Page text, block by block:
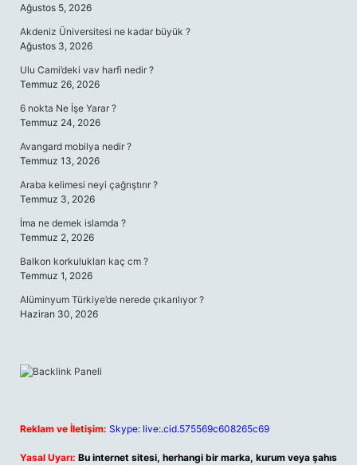
Ağustos 5, 2026
Akdeniz Üniversitesi ne kadar büyük ?
Ağustos 3, 2026
Ulu Cami’deki vav harfi nedir ?
Temmuz 26, 2026
6 nokta Ne İşe Yarar ?
Temmuz 24, 2026
Avangard mobilya nedir ?
Temmuz 13, 2026
Araba kelimesi neyi çağrıştırır ?
Temmuz 3, 2026
İma ne demek islamda ?
Temmuz 2, 2026
Balkon korkulukları kaç cm ?
Temmuz 1, 2026
Alüminyum Türkiye’de nerede çıkarılıyor ?
Haziran 30, 2026
Reklam ve İletişim: Skype: live:.cid.575569c608265c69
Yasal Uyarı: Bu internet sitesi, herhangi bir marka, kurum veya şahıs